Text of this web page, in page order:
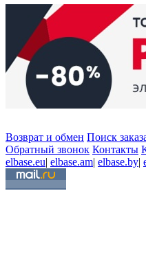
Возврат и обмен Поиск
Обратный звонок Контакты
elbase.eu| elbase.am| elbase.by|